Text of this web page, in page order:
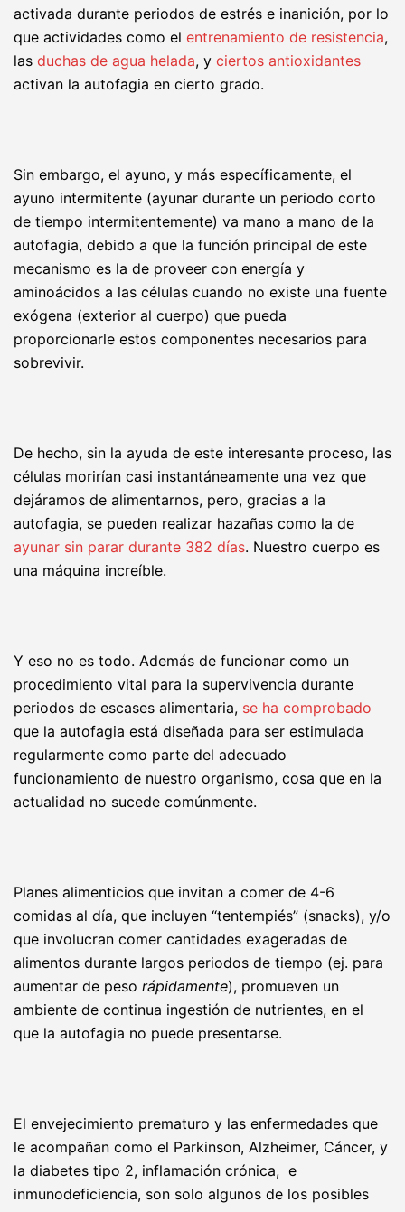
activada durante periodos de estrés e inanición, por lo
que actividades como el entrenamiento de resistencia,
las duchas de agua helada, y ciertos antioxidantes
activan la autofagia en cierto grado.
Sin embargo, el ayuno, y más específicamente, el
ayuno intermitente (ayunar durante un periodo corto
de tiempo intermitentemente) va mano a mano de la
autofagia, debido a que la función principal de este
mecanismo es la de proveer con energía y
aminoácidos a las células cuando no existe una fuente
exógena (exterior al cuerpo) que pueda
proporcionarle estos componentes necesarios para
sobrevivir.
De hecho, sin la ayuda de este interesante proceso, las
células morirían casi instantáneamente una vez que
dejáramos de alimentarnos, pero, gracias a la
autofagia, se pueden realizar hazañas como la de
ayunar sin parar durante 382 días. Nuestro cuerpo es
una máquina increíble.
Y eso no es todo. Además de funcionar como un
procedimiento vital para la supervivencia durante
periodos de escases alimentaria, se ha comprobado
que la autofagia está diseñada para ser estimulada
regularmente como parte del adecuado
funcionamiento de nuestro organismo, cosa que en la
actualidad no sucede comúnmente.
Planes alimenticios que invitan a comer de 4-6
comidas al día, que incluyen “tentempiés” (snacks), y/o
que involucran comer cantidades exageradas de
alimentos durante largos periodos de tiempo (ej. para
aumentar de peso rápidamente), promueven un
ambiente de continua ingestión de nutrientes, en el
que la autofagia no puede presentarse.
El envejecimiento prematuro y las enfermedades que
le acompañan como el Parkinson, Alzheimer, Cáncer, y
la diabetes tipo 2, inflamación crónica, e
inmunodeficiencia, son solo algunos de los posibles